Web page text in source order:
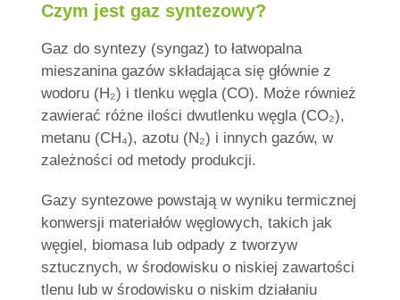
Czym jest gaz syntezowy?
Gaz do syntezy (syngaz) to łatwopalna
mieszanina gazów składająca się głównie z
wodoru (H₂) i tlenku węgla (CO). Może również
zawierać różne ilości dwutlenku węgla (CO₂),
metanu (CH₄), azotu (N₂) i innych gazów, w
zależności od metody produkcji.
Gazy syntezowe powstają w wyniku termicznej
konwersji materiałów węglowych, takich jak
węgiel, biomasa lub odpady z tworzyw
sztucznych, w środowisku o niskiej zawartości
tlenu lub w środowisku o niskim działaniu